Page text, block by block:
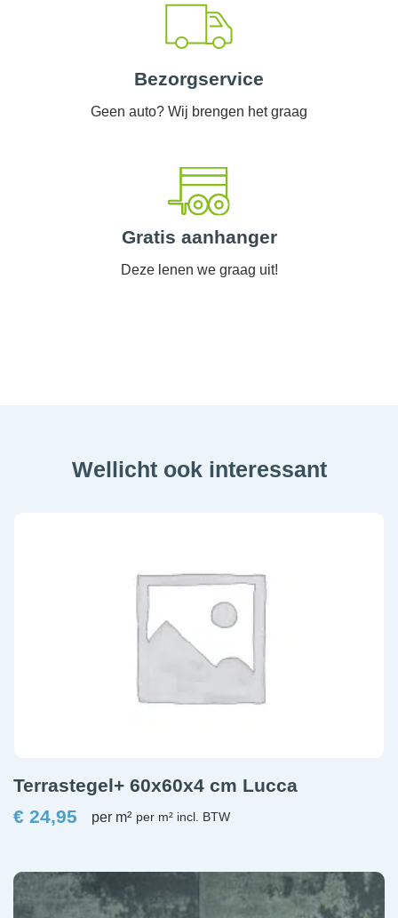
Bezorgservice
Geen auto? Wij brengen het graag
Gratis aanhanger
Deze lenen we graag uit!
Wellicht ook interessant
Terrastegel+ 60x60x4 cm Lucca
€ 24,95 per m²